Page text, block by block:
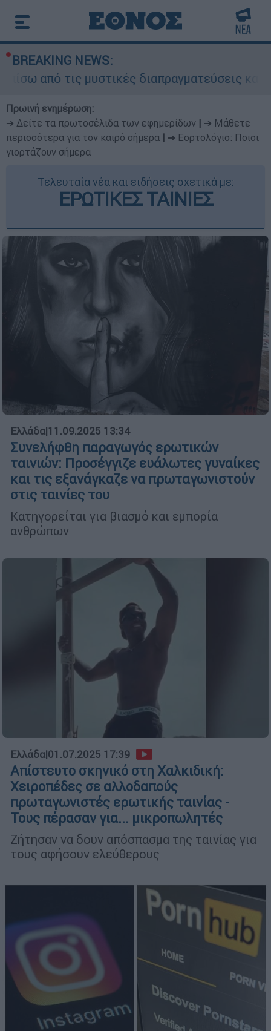
BREAKING NEWS:
τις μυστικές διαπραγματεύσεις και γιατί
Πρωινή ενημέρωση:
➔ Δείτε τα πρωτοσέλιδα των εφημερίδων
➔ Μάθετε
περισσότερα για τον καιρό σήμερα
➔ Εορτολόγιο: Ποιοι
γιορτάζουν σήμερα
Τελευταία νέα και ειδήσεις σχετικά με:
ΕΡΩΤΙΚΕΣ ΤΑΙΝΙΕΣ
Ελλάδα|11.09.2025 13:34
Συνελήφθη παραγωγός ερωτικών
ταινιών: Προσέγγιζε ευάλωτες γυναίκες
και τις εξανάγκαζε να πρωταγωνιστούν
στις ταινίες του
Κατηγορείται για βιασμό και εμπορία
ανθρώπων
Ελλάδα|01.07.2025 17:39
Απίστευτο σκηνικό στη Χαλκιδική:
Χειροπέδες σε αλλοδαπούς
πρωταγωνιστές ερωτικής ταινίας -
Τους πέρασαν για... μικροπωλητές
Ζήτησαν να δουν απόσπασμα της ταινίας για
τους αφήσουν ελεύθερους